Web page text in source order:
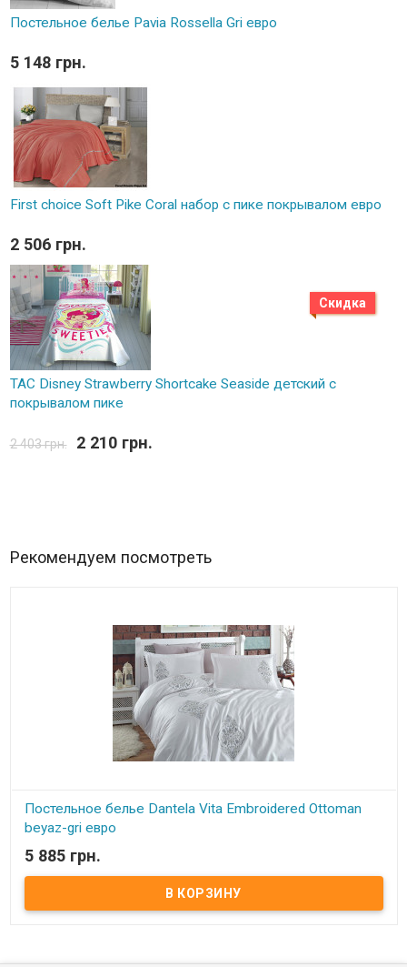
Постельное белье Pavia Rossella Gri евро
5 148 грн.
First choice Soft Pike Coral набор с пике покрывалом евро
2 506 грн.
Скидка
TAC Disney Strawberry Shortcake Seaside детский с
покрывалом пике
2 403 грн. 2 210 грн.
Рекомендуем посмотреть
Постельное белье Dantela Vita Embroidered Ottoman
beyaz-gri евро
В наличии
Комплект постельного белья евро Dantela Vita сатин с вышивкой.
Пододеяльник: 200х220 см. Простынь: 240х260 см. Наволочка:
50х70 см.(2 шт.) Наволочка: 50х70+5 см.(2 шт.) Ткань: сатин люкс с
5 885 грн.